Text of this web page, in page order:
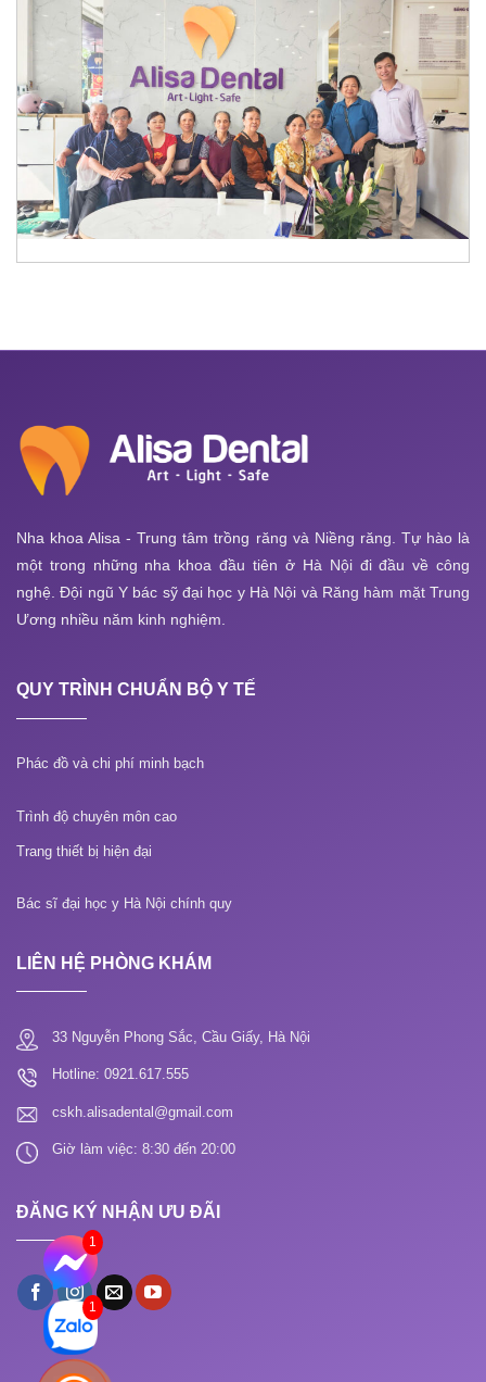
Nha khoa Alisa - Trung tâm trồng răng và Niềng răng. Tự hào là
một trong những nha khoa đầu tiên ở Hà Nội đi đầu về công
nghệ. Đội ngũ Y bác sỹ đại học y Hà Nội và Răng hàm mặt Trung
Ương nhiều năm kinh nghiệm.
QUY TRÌNH CHUẨN BỘ Y TẾ
Phác đồ và chi phí minh bạch
Trình độ chuyên môn cao
Trang thiết bị hiện đại
Bác sĩ đại học y Hà Nội chính quy
LIÊN HỆ PHÒNG KHÁM
33 Nguyễn Phong Sắc, Cầu Giấy, Hà Nội
Hotline: 0921.617.555
cskh.alisadental@gmail.com
Giờ làm việc: 8:30 đến 20:00
ĐĂNG KÝ NHẬN ƯU ĐÃI
1
1